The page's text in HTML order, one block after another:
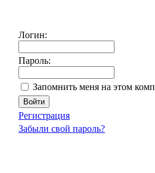
Логин:
Пароль:
Запомнить меня на этом
Регистрация
Забыли свой пароль?